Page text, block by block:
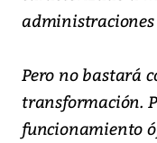
administraciones
Pero no bastará
transformación.
funcionamiento